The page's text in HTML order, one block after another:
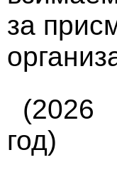
за
(2026
год)